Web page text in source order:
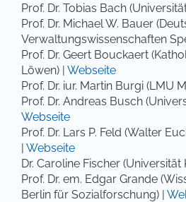
Prof. Dr. Tobias Bach
Prof. Dr. Michael W. Bauer
Verwaltungswissenschaften
Prof. Dr. Geert Bouckaert
Löwen) | Webseite
Prof. Dr. iur. Martin Burgi (LMU
Prof. Dr. Andreas Busch
Webseite
Prof. Dr. Lars P. Feld (Walter
| Webseite
Dr. Caroline Fischer (Universität
Prof. Dr. em. Edgar Grande
Berlin für Sozialforschung) |